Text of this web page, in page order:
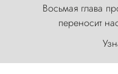
Восьмая глава
переносит
первобытной
Торрес-дель-